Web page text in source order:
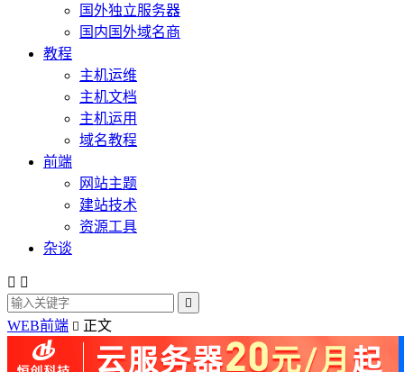
国外独立服务器
国内国外域名商
教程
主机运维
主机文档
主机运用
域名教程
前端
网站主题
建站技术
资源工具
杂谈
 

WEB前端  正文